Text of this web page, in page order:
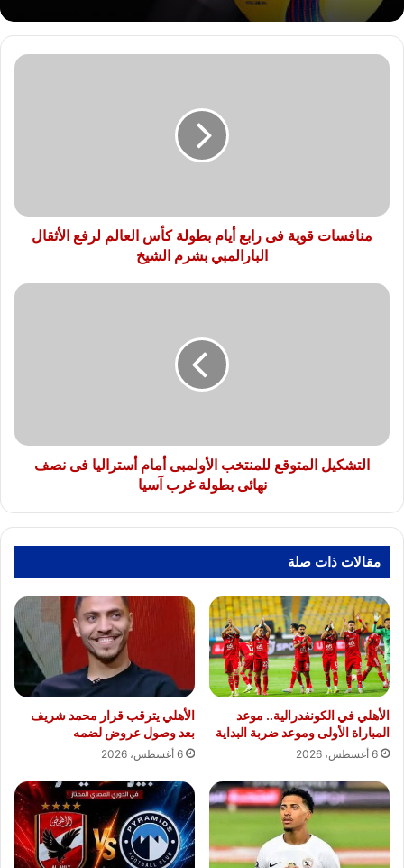
منافسات
لرفع
الأثقال
الشيخ
منافسات قوية فى رابع أيام بطولة كأس العالم لرفع الأثقال
البارالمبي بشرم الشيخ
التشكيل
نهائى
بطولةالتشكيل المتوقع للمنتخب الأولمبى أمام أستراليا فى نصف
نهائى بطولة غرب آسيا
مقالات ذات صلة
الأهلي في الكونفدرالية.. موعد
المباراة الأولى وموعد ضربة البداية
6 أغسطس، 2026
الأهلي يترقب قرار محمد شريف
بعد وصول عروض لضمه
6 أغسطس، 2026